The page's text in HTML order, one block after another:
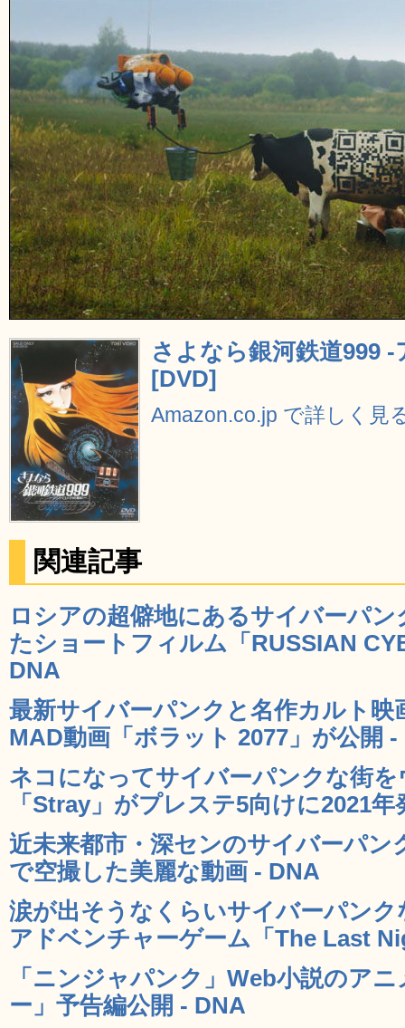
さよなら銀河鉄道999
[DVD]
Amazon.co.jp で詳しく見
関連記事
ロシアの超僻地にあるサイバーパ
たショートフィルム「RUSSIAN
DNA
最新サイバーパンクと名作カルト映
MAD動画「ボラット 2077」が公開 -
ネコになってサイバーパンクな街
「Stray」がプレステ5向けに2021年
近未来都市・深センのサイバーパン
で空撮した美麗な動画 - DNA
涙が出そうなくらいサイバーパン
アドベンチャーゲーム「The Last
「ニンジャパンク」Web小説のア
ー」予告編公開 - DNA